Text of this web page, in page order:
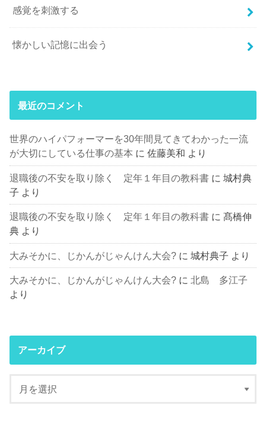
感覚を刺激する
懐かしい記憶に出会う
最近のコメント
世界のハイパフォーマーを30年間見てきてわかった一流
が大切にしている仕事の基本 に佐藤美和 より
退職後の不安を取り除く 定年１年目の教科書 に城村典
子 より
退職後の不安を取り除く 定年１年目の教科書 に髙橋伸
典 より
大みそかに、じかんがじゃんけん大会? に城村典子 より
大みそかに、じかんがじゃんけん大会? に北島 多江子
より
アーカイブ